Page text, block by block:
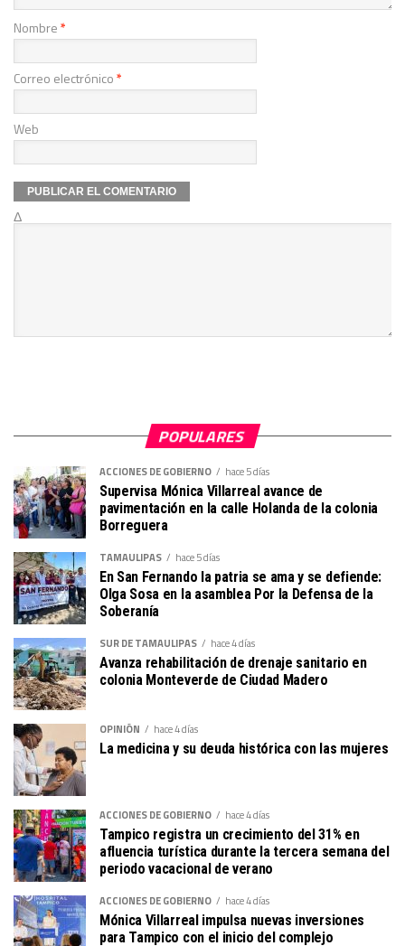
Nombre*
Correo electrónico*
Web
Δ
POPULARES
ACCIONES DE GOBIERNO hace 5 días
Supervisa Mónica Villarreal avance de
pavimentación en la calle Holanda de la colonia
Borreguera
TAMAULIPAS hace 5 días
En San Fernando la patria se ama y se defiende:
Olga Sosa en la asamblea Por la Defensa de la
Soberanía
SUR DE TAMAULIPAS hace 4 días
Avanza rehabilitación de drenaje sanitario en
colonia Monteverde de Ciudad Madero
OPINIÓN hace 4 días
La medicina y su deuda histórica con las mujeres
ACCIONES DE GOBIERNO hace 4 días
Tampico registra un crecimiento del 31% en
afluencia turística durante la tercera semana del
periodo vacacional de verano
ACCIONES DE GOBIERNO hace 4 días
Mónica Villarreal impulsa nuevas inversiones
para Tampico con el inicio del complejo